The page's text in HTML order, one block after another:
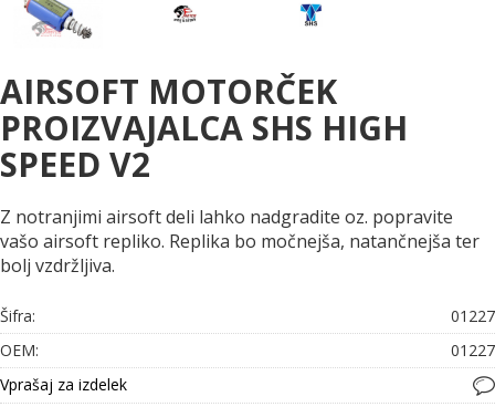
AIRSOFT MOTORČEK
PROIZVAJALCA SHS HIGH
SPEED V2
Z notranjimi airsoft deli lahko nadgradite oz. popravite
vašo airsoft repliko. Replika bo močnejša, natančnejša ter
bolj vzdržljiva.
Šifra:
01227
OEM:
01227
Vprašaj za izdelek